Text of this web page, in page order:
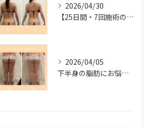
2026/04/30
【25日間・7回施術の変化✨】
2026/04/05
下半身の脂肪にお悩みの方必見❣️